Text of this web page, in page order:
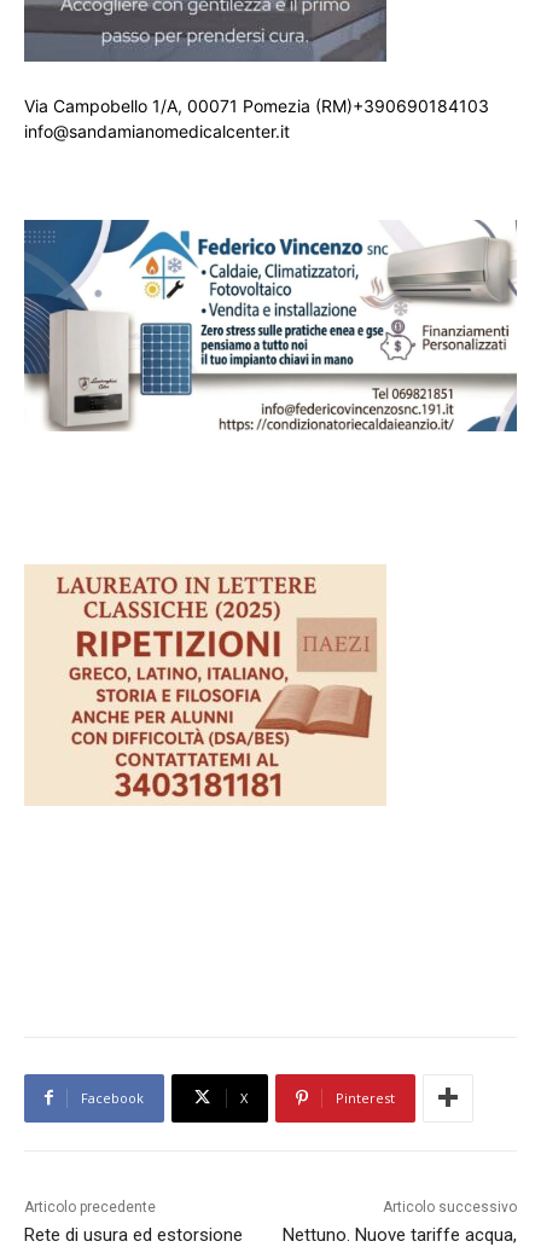
Via Campobello 1/A, 00071 Pomezia (RM)+390690184103
info@sandamianomedicalcenter.it
Facebook X Pinterest
Articolo precedente
Rete di usura ed estorsione
Articolo successivo
Nettuno. Nuove tariffe acqua,